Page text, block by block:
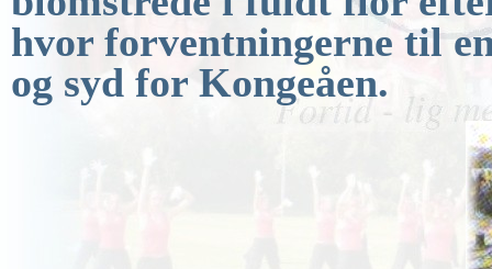
hvor forventningerne til
og syd for Kongeåen.